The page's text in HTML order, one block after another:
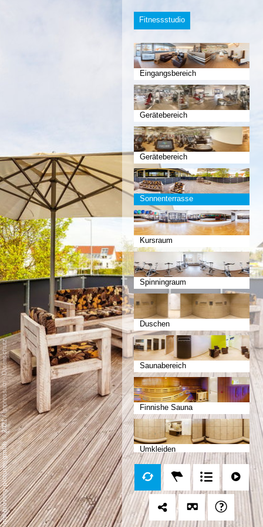
Fitnessstudio
Eingangsbereich
Gerätebereich
Gerätebereich
Sonnenterrasse
Kursraum
Spinningraum
Duschen
Saunabereich
Finnishe Sauna
Umkleiden
mp moving-pictures gmbh © 2021
/
Impressum
-
Datenschutz